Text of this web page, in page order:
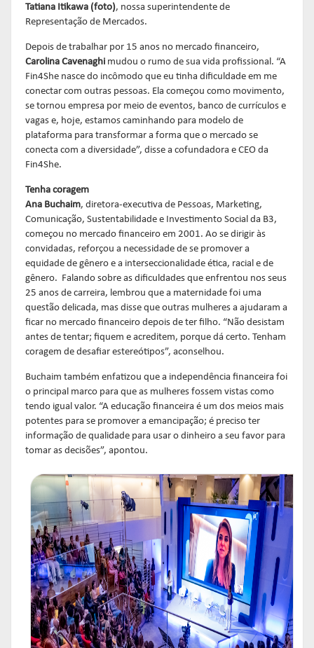
Tatiana Itikawa (foto), nossa superintendente de
Representação de Mercados.
Depois de trabalhar por 15 anos no mercado financeiro,
Carolina Cavenaghi mudou o rumo de sua vida profissional. “A
Fin4She nasce do incômodo que eu tinha dificuldade em me
conectar com outras pessoas. Ela começou como movimento,
se tornou empresa por meio de eventos, banco de currículos e
vagas e, hoje, estamos caminhando para modelo de
plataforma para transformar a forma que o mercado se
conecta com a diversidade”, disse a cofundadora e CEO da
Fin4She.
Tenha coragem
Ana Buchaim, diretora-executiva de Pessoas, Marketing,
Comunicação, Sustentabilidade e Investimento Social da B3,
começou no mercado financeiro em 2001. Ao se dirigir às
convidadas, reforçou a necessidade de se promover a
equidade de gênero e a interseccionalidade ética, racial e de
gênero. Falando sobre as dificuldades que enfrentou nos seus
25 anos de carreira, lembrou que a maternidade foi uma
questão delicada, mas disse que outras mulheres a ajudaram a
ficar no mercado financeiro depois de ter filho. “Não desistam
antes de tentar; fiquem e acreditem, porque dá certo. Tenham
coragem de desafiar estereótipos”, aconselhou.
Buchaim também enfatizou que a independência financeira foi
o principal marco para que as mulheres fossem vistas como
tendo igual valor. “A educação financeira é um dos meios mais
potentes para se promover a emancipação; é preciso ter
informação de qualidade para usar o dinheiro a seu favor para
tomar as decisões”, apontou.